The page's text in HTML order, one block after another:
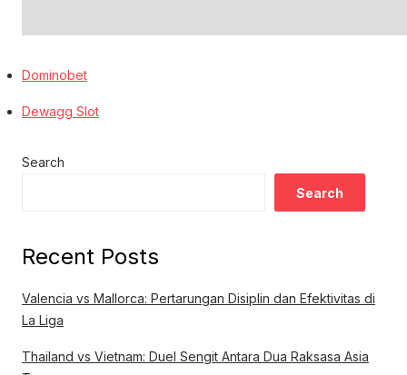
Dominobet
Dewagg Slot
Search
Search
Recent Posts
Valencia vs Mallorca: Pertarungan Disiplin dan Efektivitas di
La Liga
Thailand vs Vietnam: Duel Sengit Antara Dua Raksasa Asia